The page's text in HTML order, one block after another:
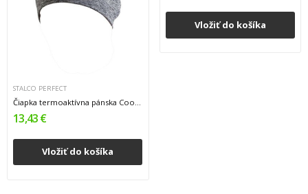
STALCO PERFECT
Čiapka termoaktívna pánska Coopter - sivá,...
13,43 €
Vložiť do košíka
Vložiť do košíka